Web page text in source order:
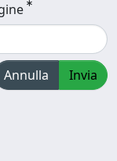
Annulla Invia